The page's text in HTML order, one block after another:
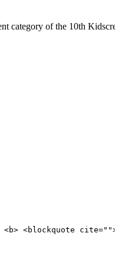
category of the 10th
<blockquote cite="">